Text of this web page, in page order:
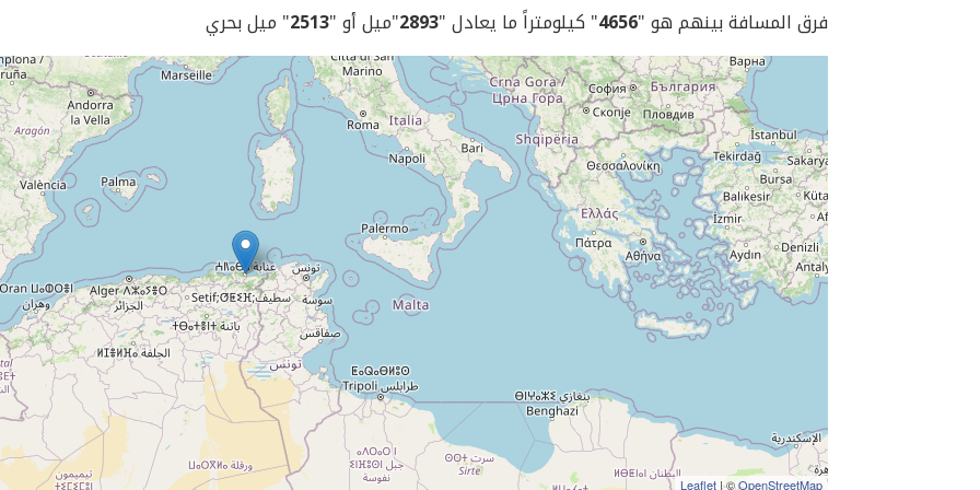
فرق المسافة بينهم هو "4656" كيلومتراً ما يعادل "2893"ميل أو "2513" ميل بحري
Leaflet | ©OpenStreetMap